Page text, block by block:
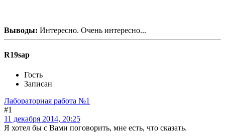
Выводы: Интересно. Очень интересно...
R19sap
Гость
Записан
Лабораторная работа №1
#1
11 декабря 2014, 20:25
Я хотел бы с Вами поговорить, мне есть, что сказать.